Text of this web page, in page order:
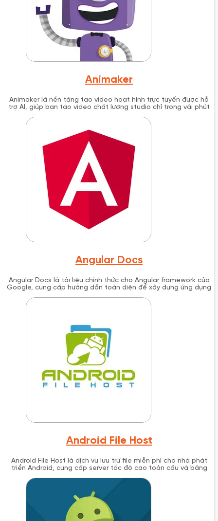
Animaker
Animaker là nền tảng tạo video hoạt hình trực tuyến được hỗ
trợ AI, giúp bạn tạo video chất lượng studio chỉ trong vài phút
dùng toàn cầu và thư viện 100+ triệu tài sản, Animaker đã
được bình chọn là sản phẩm thiết kế số 1 thế giới năm 2024.
Công cụ này cung cấp giải pháp hoàn chỉnh từ video hoạt hình
2D, live-action đến presentation với avatar, phù hợp cho mọi
đối tượng từ cá nhân đến doanh nghiệp Fortune 500.
Angular Docs
Angular Docs là tài liệu chính thức cho Angular framework của
Google, cung cấp hướng dẫn toàn diện để xây dựng ứng dụng
Android File Host
Android File Host là dịch vụ lưu trữ file miễn phí cho nhà phát
triển Android, cung cấp server tốc độ cao toàn cầu và băng